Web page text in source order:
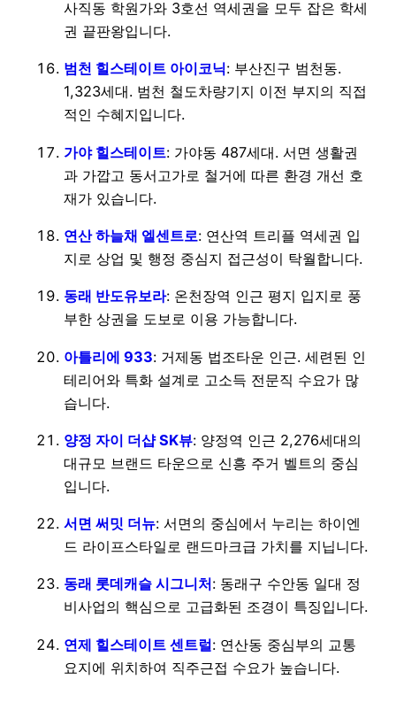
사직동 학원가와 3호선 역세권을 모두 잡은 학세
권 끝판왕입니다.
범천 힐스테이트 아이코닉: 부산진구 범천동.
1,323세대. 범천 철도차량기지 이전 부지의 직접
적인 수혜지입니다.
가야 힐스테이트: 가야동 487세대. 서면 생활권
과 가깝고 동서고가로 철거에 따른 환경 개선 호
재가 있습니다.
연산 하늘채 엘센트로: 연산역 트리플 역세권 입
지로 상업 및 행정 중심지 접근성이 탁월합니다.
동래 반도유보라: 온천장역 인근 평지 입지로 풍
부한 상권을 도보로 이용 가능합니다.
아틀리에 933: 거제동 법조타운 인근. 세련된 인
테리어와 특화 설계로 고소득 전문직 수요가 많
습니다.
양정 자이 더샵 SK뷰: 양정역 인근 2,276세대의
대규모 브랜드 타운으로 신흥 주거 벨트의 중심
입니다.
서면 써밋 더뉴: 서면의 중심에서 누리는 하이엔
드 라이프스타일로 랜드마크급 가치를 지닙니다.
동래 롯데캐슬 시그니처: 동래구 수안동 일대 정
비사업의 핵심으로 고급화된 조경이 특징입니다.
연제 힐스테이트 센트럴: 연산동 중심부의 교통
요지에 위치하여 직주근접 수요가 높습니다.